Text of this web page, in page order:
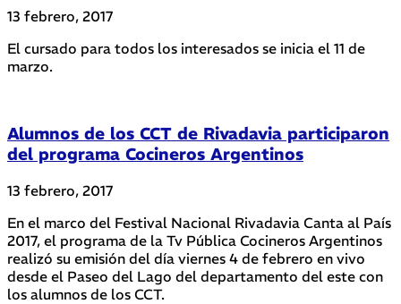
13 febrero, 2017
El cursado para todos los interesados se inicia el 11 de
marzo.
Alumnos de los CCT de Rivadavia participaron
del programa Cocineros Argentinos
13 febrero, 2017
En el marco del Festival Nacional Rivadavia Canta al País
2017, el programa de la Tv Pública Cocineros Argentinos
realizó su emisión del día viernes 4 de febrero en vivo
desde el Paseo del Lago del departamento del este con
los alumnos de los CCT.